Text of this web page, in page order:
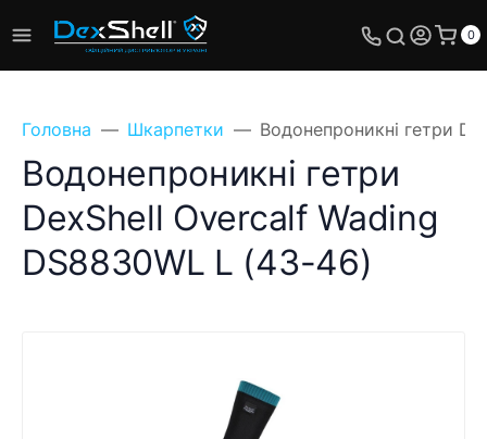
0
Головна Шкарпетки Водонепроникні гетри
Водонепроникні гетри
DexShell Overcalf Wading
DS8830WL L (43-46)